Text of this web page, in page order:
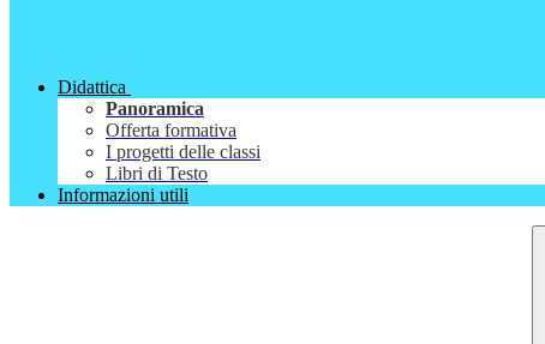
Didattica
Panoramica
Offerta formativa
I progetti delle classi
Libri di Testo
Informazioni utili